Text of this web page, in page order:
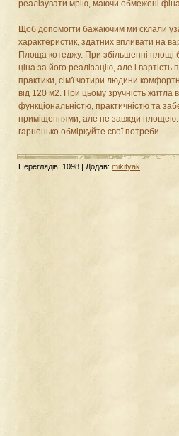
реалізувати мрію, маючи обмежені
Щоб допомогти бажаючим ми склали
характеристик, здатних впливати на
Площа котеджу. При збільшенні площі
ціна за його реалізацію, але і вартість
практики, сім'ї чотири людини
від 120 м2. При цьому зручність житла
функціональністю, практичністю та
приміщеннями, але не завжди
гарненько обміркуйте свої потреби.
Переглядів: 1098 | Додав: mikityak